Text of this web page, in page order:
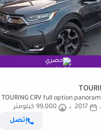
حصري
2017
99,000 كيلومتر
إتصل